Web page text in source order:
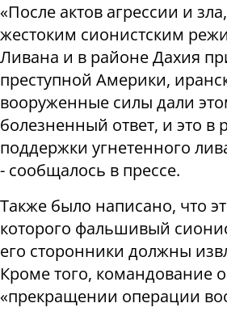
«После актов агрессии и
жестоким сионистским
Ливана и в районе Дахия
преступной Америки,
вооруженные силы дали
болезненный ответ, и это в
поддержки угнетенного
- сообщалось в прессе.
Также было написано, что
которого фальшивый
его сторонники должны
Кроме того, командование
«прекращении операции